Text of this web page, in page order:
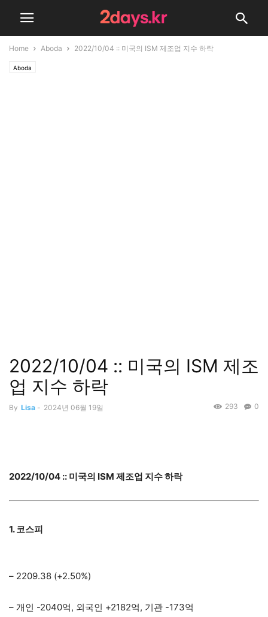
Home Aboda 2022/10/04 :: 미국의 ISM 제조업 지수 하락
Aboda
2022/10/04 :: 미국의 ISM 제조
업 지수 하락
By Lisa - 2024년 06월 19일 0
293
2022/10/04 :: 미국의 ISM 제조업 지수 하락
1. 코스피
– 2209.38 (+2.50%)
– 개인 -2040억, 외국인 +2182억, 기관 -173억